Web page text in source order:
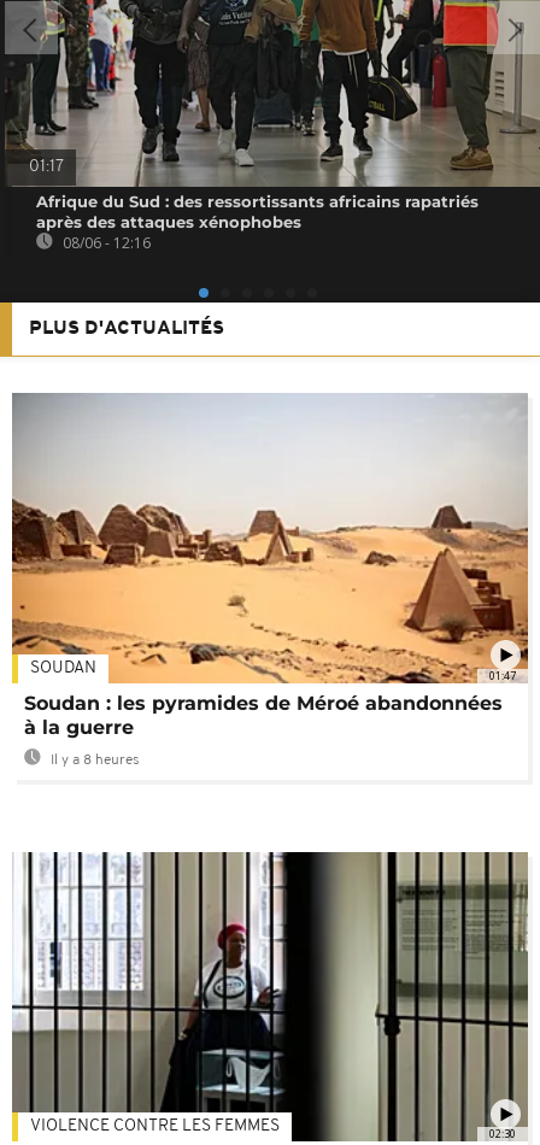
01:17
Afrique du Sud : des ressortissants africains rapatriés
après des attaques xénophobes
08/06 - 12:16
PLUS D'ACTUALITÉS
01:47
SOUDAN
Soudan : les pyramides de Méroé abandonnées
à la guerre
Il y a 8 heures
02:30
VIOLENCE CONTRE LES FEMMES